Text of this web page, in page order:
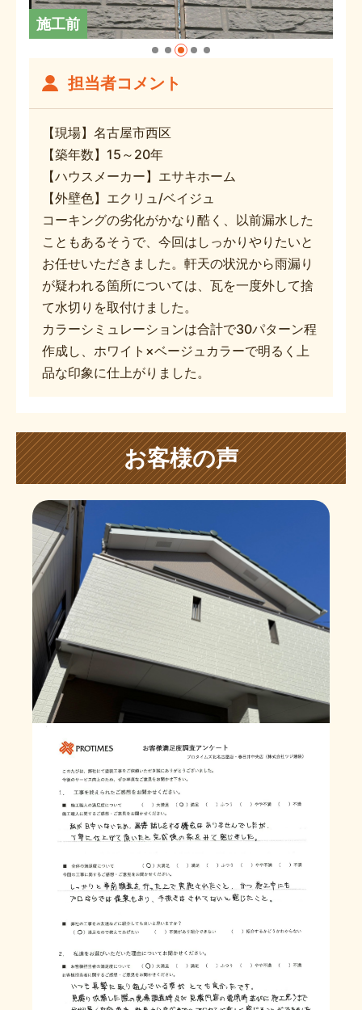
施工前
担当者コメント
【現場】名古屋市西区
【築年数】15～20年
【ハウスメーカー】エサキホーム
【外壁色】エクリュ/ベイジュ
コーキングの劣化がかなり酷く、以前漏水した
こともあるそうで、今回はしっかりやりたいと
お任せいただきました。軒天の状況から雨漏り
が疑われる箇所については、瓦を一度外して捨
て水切りを取付けました。
カラーシミュレーションは合計で30パターン程
作成し、ホワイト×ベージュカラーで明るく上
品な印象に仕上がりました。
お客様の声